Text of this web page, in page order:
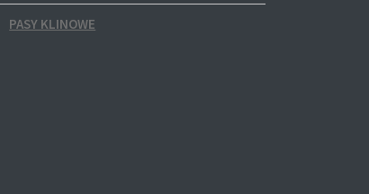
PASY KLINOWE